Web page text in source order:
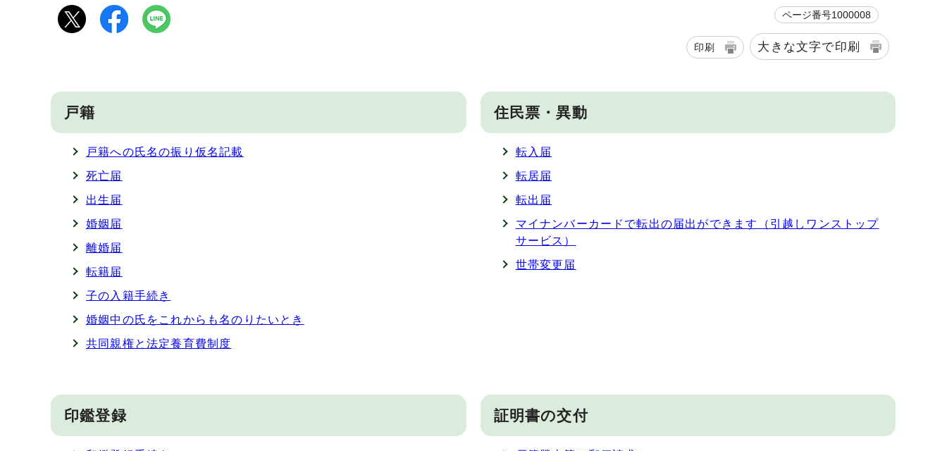
ページ番号1000008
印刷 大きな文字で印刷
戸籍
戸籍への氏名の振り仮名記載
死亡届
出生届
婚姻届
離婚届
転籍届
子の入籍手続き
婚姻中の氏をこれからも名のりたいとき
共同親権と法定養育費制度
住民票・異動
転入届
転居届
転出届
マイナンバーカードで転出の届出ができます（引越しワンストップ
サービス）
世帯変更届
印鑑登録 証明書の交付